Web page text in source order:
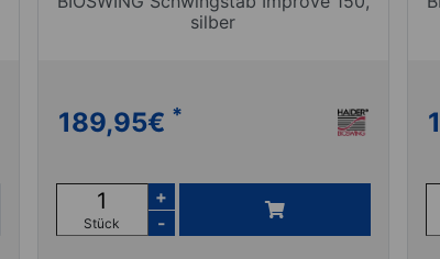
silber
189,95€ *
Stück
+
-